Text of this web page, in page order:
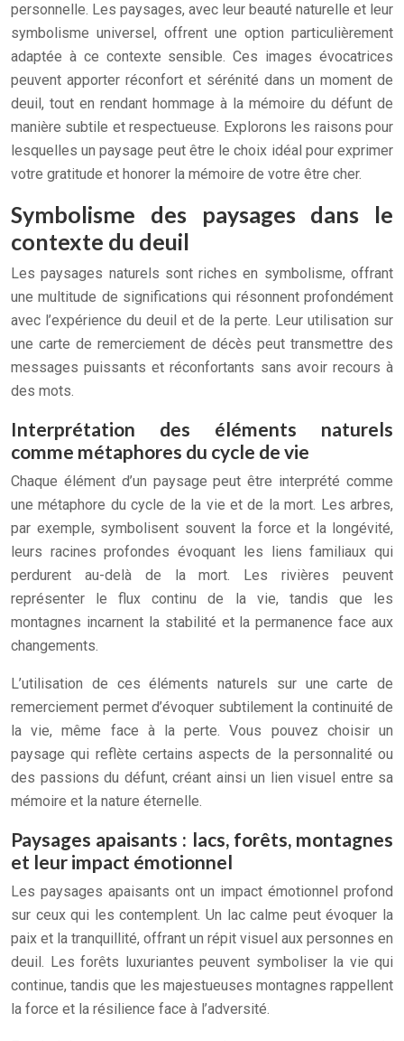
personnelle. Les paysages, avec leur beauté naturelle et leur
symbolisme universel, offrent une option particulièrement
adaptée à ce contexte sensible. Ces images évocatrices
peuvent apporter réconfort et sérénité dans un moment de
deuil, tout en rendant hommage à la mémoire du défunt de
manière subtile et respectueuse. Explorons les raisons pour
lesquelles un paysage peut être le choix idéal pour exprimer
votre gratitude et honorer la mémoire de votre être cher.
Symbolisme des paysages dans le
contexte du deuil
Les paysages naturels sont riches en symbolisme, offrant
une multitude de significations qui résonnent profondément
avec l’expérience du deuil et de la perte. Leur utilisation sur
une carte de remerciement de décès peut transmettre des
messages puissants et réconfortants sans avoir recours à
des mots.
Interprétation des éléments naturels
comme métaphores du cycle de vie
Chaque élément d’un paysage peut être interprété comme
une métaphore du cycle de la vie et de la mort. Les arbres,
par exemple, symbolisent souvent la force et la longévité,
leurs racines profondes évoquant les liens familiaux qui
perdurent au-delà de la mort. Les rivières peuvent
représenter le flux continu de la vie, tandis que les
montagnes incarnent la stabilité et la permanence face aux
changements.
L’utilisation de ces éléments naturels sur une carte de
remerciement permet d’évoquer subtilement la continuité de
la vie, même face à la perte. Vous pouvez choisir un
paysage qui reflète certains aspects de la personnalité ou
des passions du défunt, créant ainsi un lien visuel entre sa
mémoire et la nature éternelle.
Paysages apaisants : lacs, forêts, montagnes
et leur impact émotionnel
Les paysages apaisants ont un impact émotionnel profond
sur ceux qui les contemplent. Un lac calme peut évoquer la
paix et la tranquillité, offrant un répit visuel aux personnes en
deuil. Les forêts luxuriantes peuvent symboliser la vie qui
continue, tandis que les majestueuses montagnes rappellent
la force et la résilience face à l’adversité.